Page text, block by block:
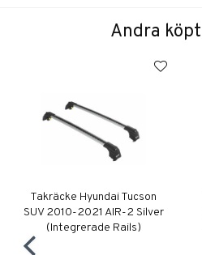
Andra
Takräcke Hyundai Tucson
SUV 2010-2021 AIR-2 Silver
(Integrerade Rails)